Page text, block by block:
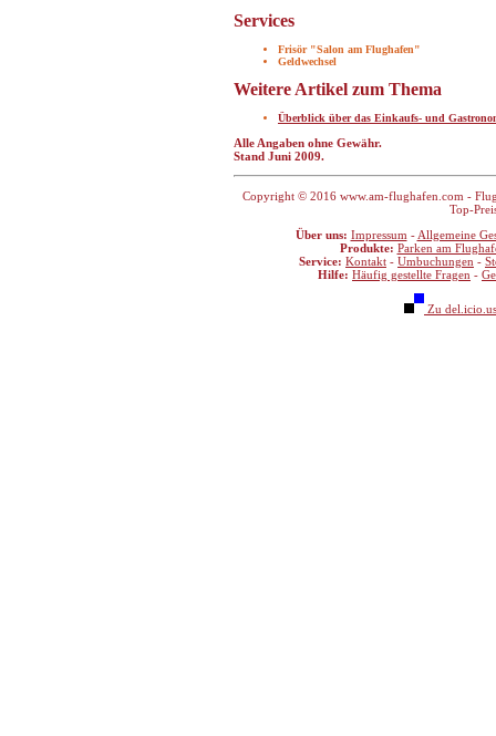
Services
Frisör "Salon am Flughafen"
Geldwechsel
Weitere Artikel zum Thema
Überblick über das Einkaufs- und
Alle Angaben ohne Gewähr.
Stand Juni 2009.
Copyright © 2016 www.am-flughafen.com -
Top-
Über uns: Impressum - Allgemeine
Produkte: Parken am
Service: Kontakt - Umbuchungen -
Hilfe: Häufig gestellte Fragen -
Zu